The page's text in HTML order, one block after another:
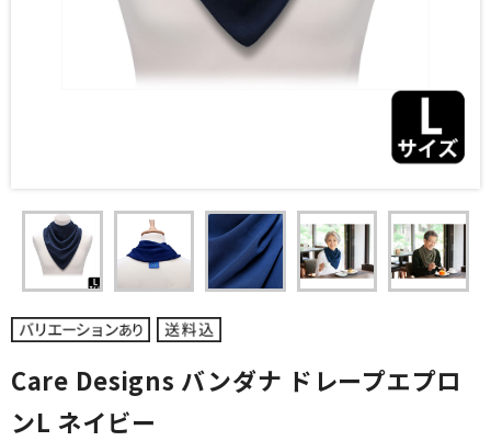
Care Designs バンダナ ドレープエプロ
ンL ネイビー